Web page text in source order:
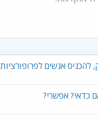
אנשים לפרופורציות